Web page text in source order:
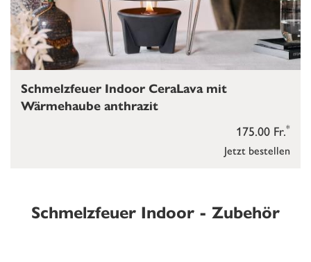
Jetzt bestellen
175.00 Fr.*
Schmelzfeuer Indoor CeraLava mit
Wärmehaube anthrazit
Schmelzfeuer Indoor - Zubehör